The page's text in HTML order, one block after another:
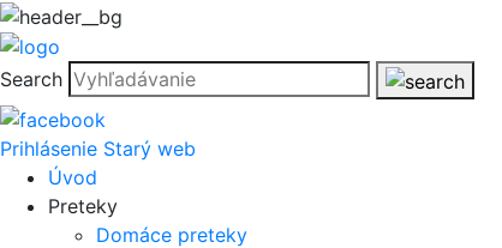
Search
Prihlásenie Starý web
Úvod
Preteky
Domáce preteky